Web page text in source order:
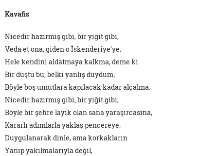
Kavafis
Nicedir hazırmış gibi, bir yiğit gibi,
Veda et ona, giden o İskenderiye'ye.
Hele kendini aldatmaya kalkma, deme ki
Bir düştü bu, belki yanlış duydum;
Böyle boş umutlara kapılacak kadar alçalma.
Nicedir hazırmış gibi, bir yiğit gibi,
Böyle bir şehre layık olan sana yaraşırcasına,
Kararlı adımlarla yaklaş pencereye;
Duygulanarak dinle, ama korkakların
Yanıp yakılmalarıyla değil,